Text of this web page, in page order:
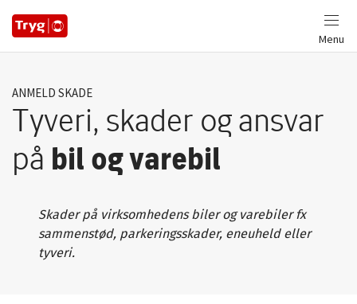
Menu
ANMELD SKADE
Tyveri, skader og ansvar
på bil og varebil
Skader på virksomhedens biler og varebiler fx
sammenstød, parkeringsskader, eneuheld eller
tyveri.